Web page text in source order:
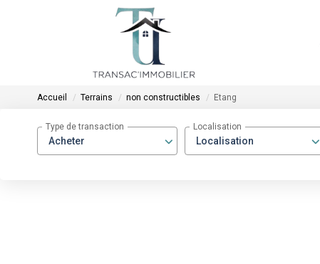
Accueil Terrains non constructibles Etang
Acheter
Type de transaction
Localisation
Localisation